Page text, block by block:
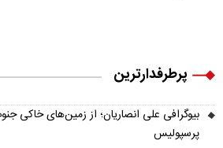
پرطرفدارترین
بیوگرافی علی انصاریان؛ از زمین‌های خاکی
پرسپولیس